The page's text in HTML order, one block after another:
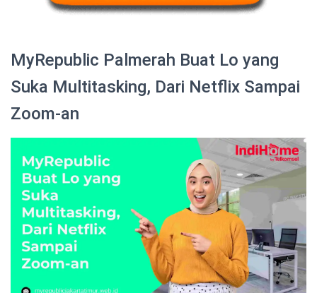
MyRepublic Palmerah Buat Lo yang
Suka Multitasking, Dari Netflix Sampai
Zoom-an